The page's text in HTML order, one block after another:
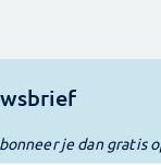
je dan gratis